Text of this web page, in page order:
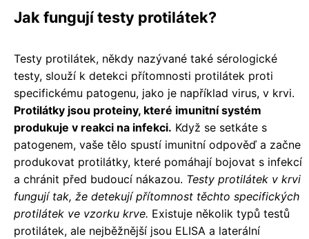
Jak fungují testy protilátek?
Testy protilátek, někdy nazývané také sérologické
testy, slouží k detekci přítomnosti protilátek proti
specifickému patogenu, jako je například virus, v krvi.
Protilátky jsou proteiny, které imunitní systém
produkuje v reakci na infekci. Když se setkáte s
patogenem, vaše tělo spustí imunitní odpověď a začne
produkovat protilátky, které pomáhají bojovat s infekcí
a chránit před budoucí nákazou. Testy protilátek v krvi
fungují tak, že detekují přítomnost těchto specifických
protilátek ve vzorku krve. Existuje několik typů testů
protilátek, ale nejběžnější jsou ELISA a laterální